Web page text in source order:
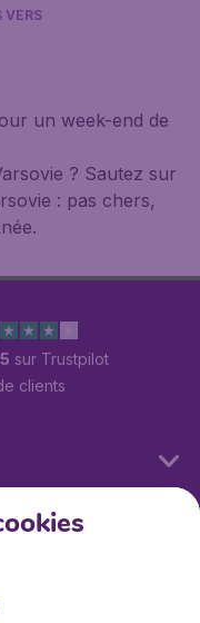
VERS
un week-end de
? Sautez sur
: pas chers,
sur Trustpilot
clients